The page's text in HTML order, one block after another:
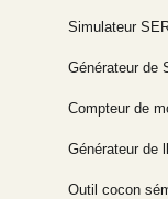
Simulateur
Générateur de
Compteur de
Générateur de
Outil cocon